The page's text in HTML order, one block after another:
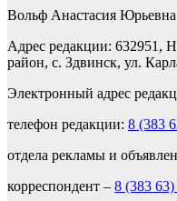
Вольф Анастасия Юрьевна
Адрес редакции: 632951,
район, с. Здвинск, ул.
Электронный адрес
телефон редакции: 8 (383
отдела рекламы и
корреспондент – 8 (383